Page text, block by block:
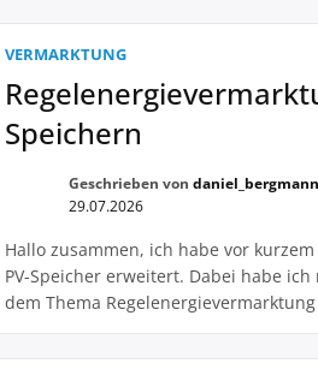
VERMARKTUNG
Speichern
Geschrieben von daniel_bergmann
29.07.2026
Hallo zusammen, ich habe vor
PV-Speicher erweitert. Dabei habe
dem Thema